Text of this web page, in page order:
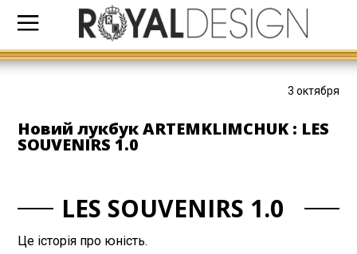
3 октября
Новий лукбук ARTEMKLIMCHUK : LES
SOUVENIRS 1.0
LES SOUVENIRS 1.0
Це історія про юність.